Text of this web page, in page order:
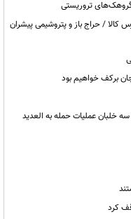
بورس کالا / حراج باز و پتروشیمی پیشران
برکف خواهیم بود
خلبان عملیات حمله به العدید
کرد